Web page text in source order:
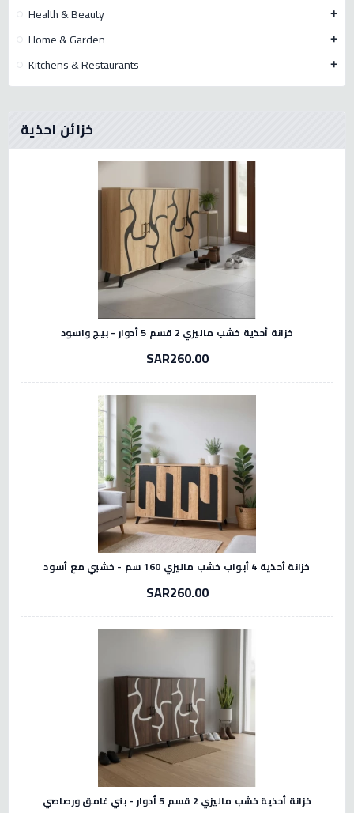
Health & Beauty add
Home & Garden add
Kitchens & Restaurants add
خزائن احذية
خزانة أحذية خشب ماليزي 2 قسم 5 أدوار - بيج واسود
SAR260.00
خزانة أحذية 4 أبواب خشب ماليزي 160 سم - خشبي مع أسود
SAR260.00
خزانة أحذية خشب ماليزي 2 قسم 5 أدوار - بني غامق ورصاصي